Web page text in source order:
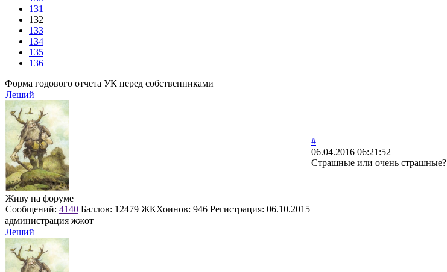
131
132
133
134
135
136
Форма годового отчета УК перед собственниками
Леший
Живу на форуме
Сообщений: 4140 Баллов: 12479 ЖКХоинов: 946 Регистрация: 06.10.2015
#
06.04.2016 06:21:52
Страшные или очень страшные?
администрация жжот
Леший